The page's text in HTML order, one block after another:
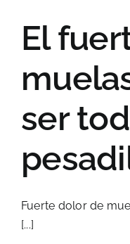
El
ser
Fuerte dolor de
[...]